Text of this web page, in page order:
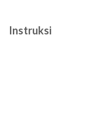
Instruksi